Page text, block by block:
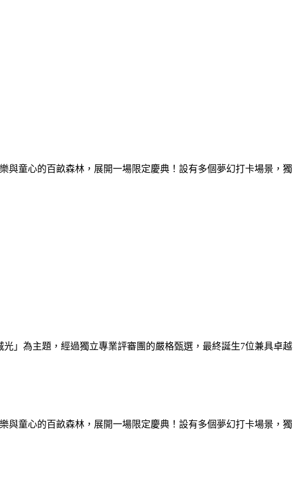
與童心的百畝森林，展開一場限定慶典！設有多個夢幻打卡場景，獨
」為主題，經過獨立專業評審團的嚴格甄選，最終誕生7位兼具卓越
與童心的百畝森林，展開一場限定慶典！設有多個夢幻打卡場景，獨